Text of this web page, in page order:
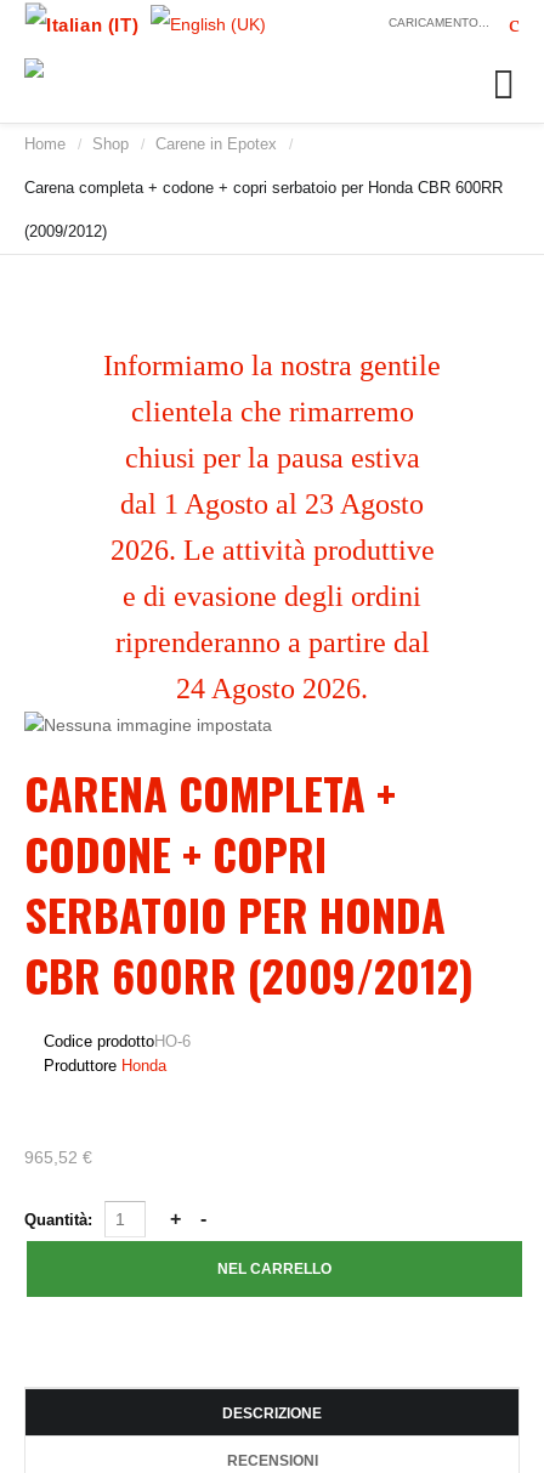
CARICAMENTO...
Home / Shop / Carene in Epotex /
Carena completa + codone + copri serbatoio per Honda CBR 600RR
(2009/2012)
Informiamo la nostra gentile
clientela che rimarremo
chiusi per la pausa estiva
dal 1 Agosto al 23 Agosto
2026. Le attività produttive
e di evasione degli ordini
riprenderanno a partire dal
24 Agosto 2026.
CARENA COMPLETA +
CODONE + COPRI
SERBATOIO PER HONDA
CBR 600RR (2009/2012)
Codice prodottoHO-6
Produttore Honda
965,52 €
Quantità:
DESCRIZIONE
RECENSIONI